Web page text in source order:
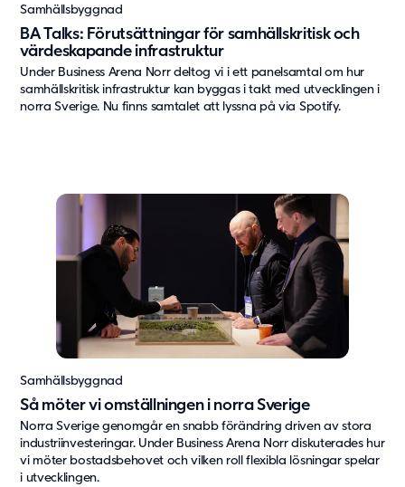
BA Talks: Förutsättningar för samhällskritisk och
värdeskapande infrastruktur
Samhällsbyggnad
Under Business Arena Norr deltog vi i ett panelsamtal om hur
samhällskritisk infrastruktur kan byggas i takt med utvecklingen i
norra Sverige. Nu finns samtalet att lyssna på via Spotify.
Så möter vi omställningen i norra Sverige
Samhällsbyggnad
Norra Sverige genomgår en snabb förändring driven av stora
industriinvesteringar. Under Business Arena Norr diskuterades hur
vi möter bostadsbehovet och vilken roll flexibla lösningar spelar
i utvecklingen.